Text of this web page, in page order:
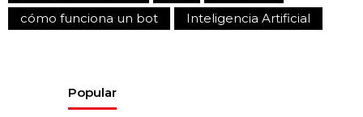
cómo funciona un bot
Inteligencia Artificial
Popular